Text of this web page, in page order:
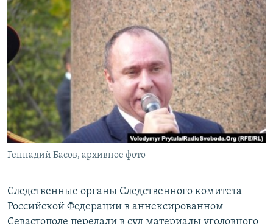
поискуИНФОГРАФИКА
ТЕЛЕПРОЕКТ КРЫМ.РЕАЛИИ
СОВЕТЫ ПРАВОЗАЩИТНИКОВ
ПРОПАВШИЕ БЕЗ ВЕСТИ
ПОБЕДИТЕЛЕЙ НЕ СУДЯТ?
КРЫМ.НЕПОКОРЕННЫЙ
ELIFBE
УКРАИНСКАЯ ПРОБЛЕМА КРЫМА
КАК ОБОЙТИ БЛОКИРОВКУ
Українською
Qırımtatar
ПРИСОЕДИНЯЙТЕСЬ!
Геннадий Басов, архивное фото
Следственные органы Следственного комитета
Российской Федерации в аннексированном